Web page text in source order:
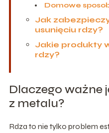
Domowe
Jak
usunięciu rdzy?
Jakie produkty
rdzy?
Dlaczego ważne
z metalu?
Rdza to nie tylko problem